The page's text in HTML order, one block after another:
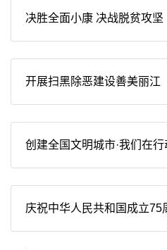
决胜全面小康 决战脱贫攻坚
开展扫黑除恶建设善美丽江
创建全国文明城市·我们在行
庆祝中华人民共和国成立75